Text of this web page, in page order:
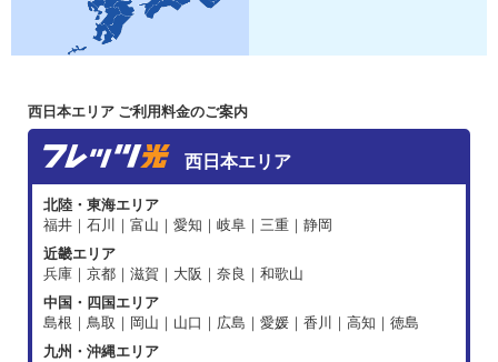
西日本エリア ご利用料金のご案内
西日本エリア
北陸・東海エリア
福井｜石川｜富山｜愛知｜岐阜｜三重｜静岡
近畿エリア
兵庫｜京都｜滋賀｜大阪｜奈良｜和歌山
中国・四国エリア
島根｜鳥取｜岡山｜山口｜広島｜愛媛｜香川｜高知｜徳島
九州・沖縄エリア